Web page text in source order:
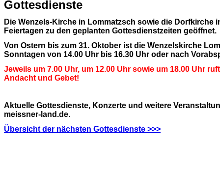
Gottesdienste
Die Wenzels-Kirche in Lommatzsch sowie die Dorfkirche
Feiertagen zu den geplanten Gottesdienstzeiten geöffnet.
Von Ostern bis zum 31. Oktober ist die Wenzelskirche
Sonntagen von 14.00 Uhr bis 16.30 Uhr oder nach
Jeweils um 7.00 Uhr, um 12.00 Uhr sowie um 18.00 Uhr
Andacht und Gebet!
Aktuelle Gottesdienste, Konzerte und weitere
meissner-land.de.
Übersicht der nächsten Gottesdienste >>>